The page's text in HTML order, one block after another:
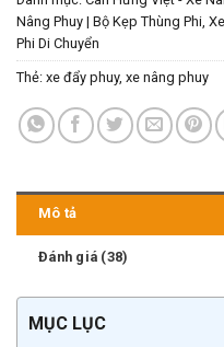
Nâng Phuy | Bộ Kẹp Thùng Phi
Phi Di Chuyển
Thẻ: xe đẩy phuy, xe nâng phuy
Mô tả
Đánh giá (38)
MỤC LỤC